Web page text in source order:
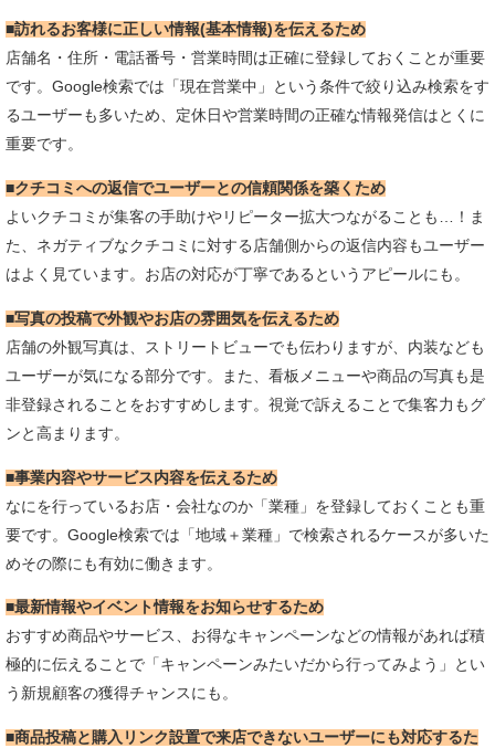
■訪れるお客様に正しい情報(基本情報)を伝えるため
店舗名・住所・電話番号・営業時間は正確に登録しておくことが重要
です。Google検索では「現在営業中」という条件で絞り込み検索をす
るユーザーも多いため、定休日や営業時間の正確な情報発信はとくに
重要です。
■クチコミへの返信でユーザーとの信頼関係を築くため
よいクチコミが集客の手助けやリピーター拡大つながることも…！ま
た、ネガティブなクチコミに対する店舗側からの返信内容もユーザー
はよく見ています。お店の対応が丁寧であるというアピールにも。
■写真の投稿で外観やお店の雰囲気を伝えるため
店舗の外観写真は、ストリートビューでも伝わりますが、内装なども
ユーザーが気になる部分です。また、看板メニューや商品の写真も是
非登録されることをおすすめします。視覚で訴えることで集客力もグ
ンと高まります。
■事業内容やサービス内容を伝えるため
なにを行っているお店・会社なのか「業種」を登録しておくことも重
要です。Google検索では「地域＋業種」で検索されるケースが多いた
めその際にも有効に働きます。
■最新情報やイベント情報をお知らせするため
おすすめ商品やサービス、お得なキャンペーンなどの情報があれば積
極的に伝えることで「キャンペーンみたいだから行ってみよう」とい
う新規顧客の獲得チャンスにも。
■商品投稿と購入リンク設置で来店できないユーザーにも対応するた